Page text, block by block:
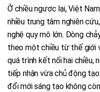
Ở chiều ngược lại, Việt
nhiều trung tâm nghiên
nghệ quy mô lớn. Dòng
theo một chiều từ thế giới
quá trình kết nối hai chiều,
tiếp nhận vừa chủ động
đổi mới sáng tạo không